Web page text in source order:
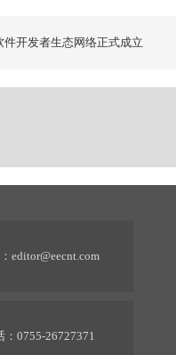
开发者生态网络正式成立
editor@eecnt.com
：0755-26727371